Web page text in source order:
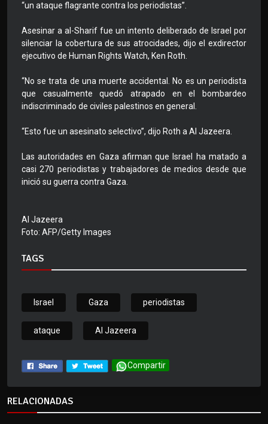
“un ataque flagrante contra los periodistas”.
Asesinar a al-Sharif fue un intento deliberado de Israel por
silenciar la cobertura de sus atrocidades, dijo el exdirector
ejecutivo de Human Rights Watch, Ken Roth.
“No se trata de una muerte accidental. No es un periodista
que casualmente quedó atrapado en el bombardeo
indiscriminado de civiles palestinos en general.
“Esto fue un asesinato selectivo”, dijo Roth a Al Jazeera.
Las autoridades en Gaza afirman que Israel ha matado a
casi 270 periodistas y trabajadores de medios desde que
inició su guerra contra Gaza.
Al Jazeera
Foto: AFP/Getty Images
TAGS
Israel Gaza periodistas
ataque Al Jazeera
Compartir
RELACIONADAS